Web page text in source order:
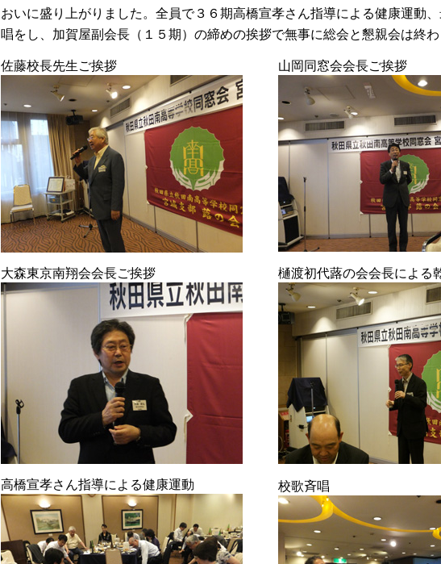
おいに盛り上がりました。全員で３６期高橋宣孝さん指導による健康運動
唱をし、加賀屋副会長（１５期）の締めの挨拶で無事に総会と懇親会は終
佐藤校長先生ご挨拶 山岡同窓会会長ご挨拶
大森東京南翔会会長ご挨拶 樋渡初代蕗の会会長による
高橋宣孝さん指導による健康運動 校歌斉唱